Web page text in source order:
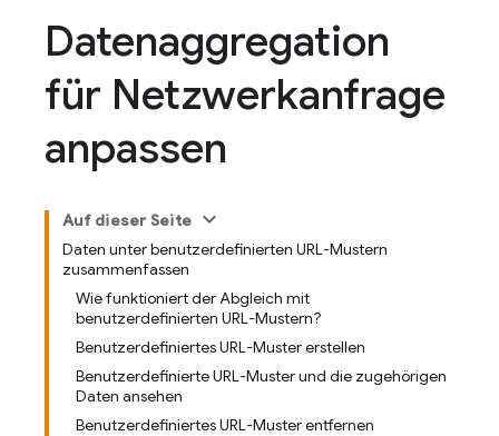
Datenaggregation
für Netzwerkanfrage
anpassen
Auf dieser Seite
Daten unter benutzerdefinierten URL-Mustern
zusammenfassen
Wie funktioniert der Abgleich mit
benutzerdefinierten URL-Mustern?
Benutzerdefiniertes URL-Muster erstellen
Benutzerdefinierte URL-Muster und die zugehörigen
Daten ansehen
Benutzerdefiniertes URL-Muster entfernen